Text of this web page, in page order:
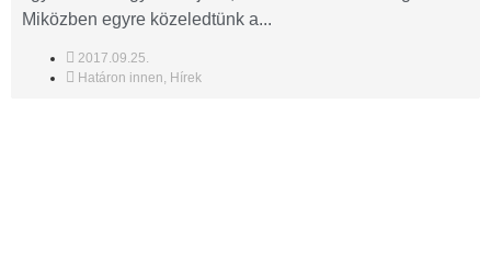
Miközben egyre közeledtünk a...
2017.09.25.
Határon innen, Hírek